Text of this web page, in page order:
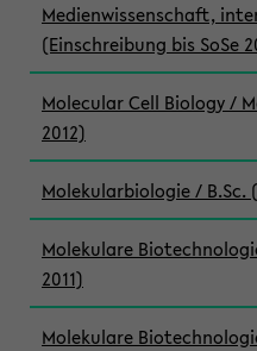
Medienwissenschaft,
(Einschreibung bis SoSe
Molecular Cell Biology /
2012)
Molekularbiologie / B.Sc.
Molekulare
2011)
Molekulare